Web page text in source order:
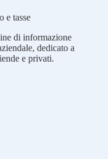
e tasse
di informazione
dedicato a
e privati.